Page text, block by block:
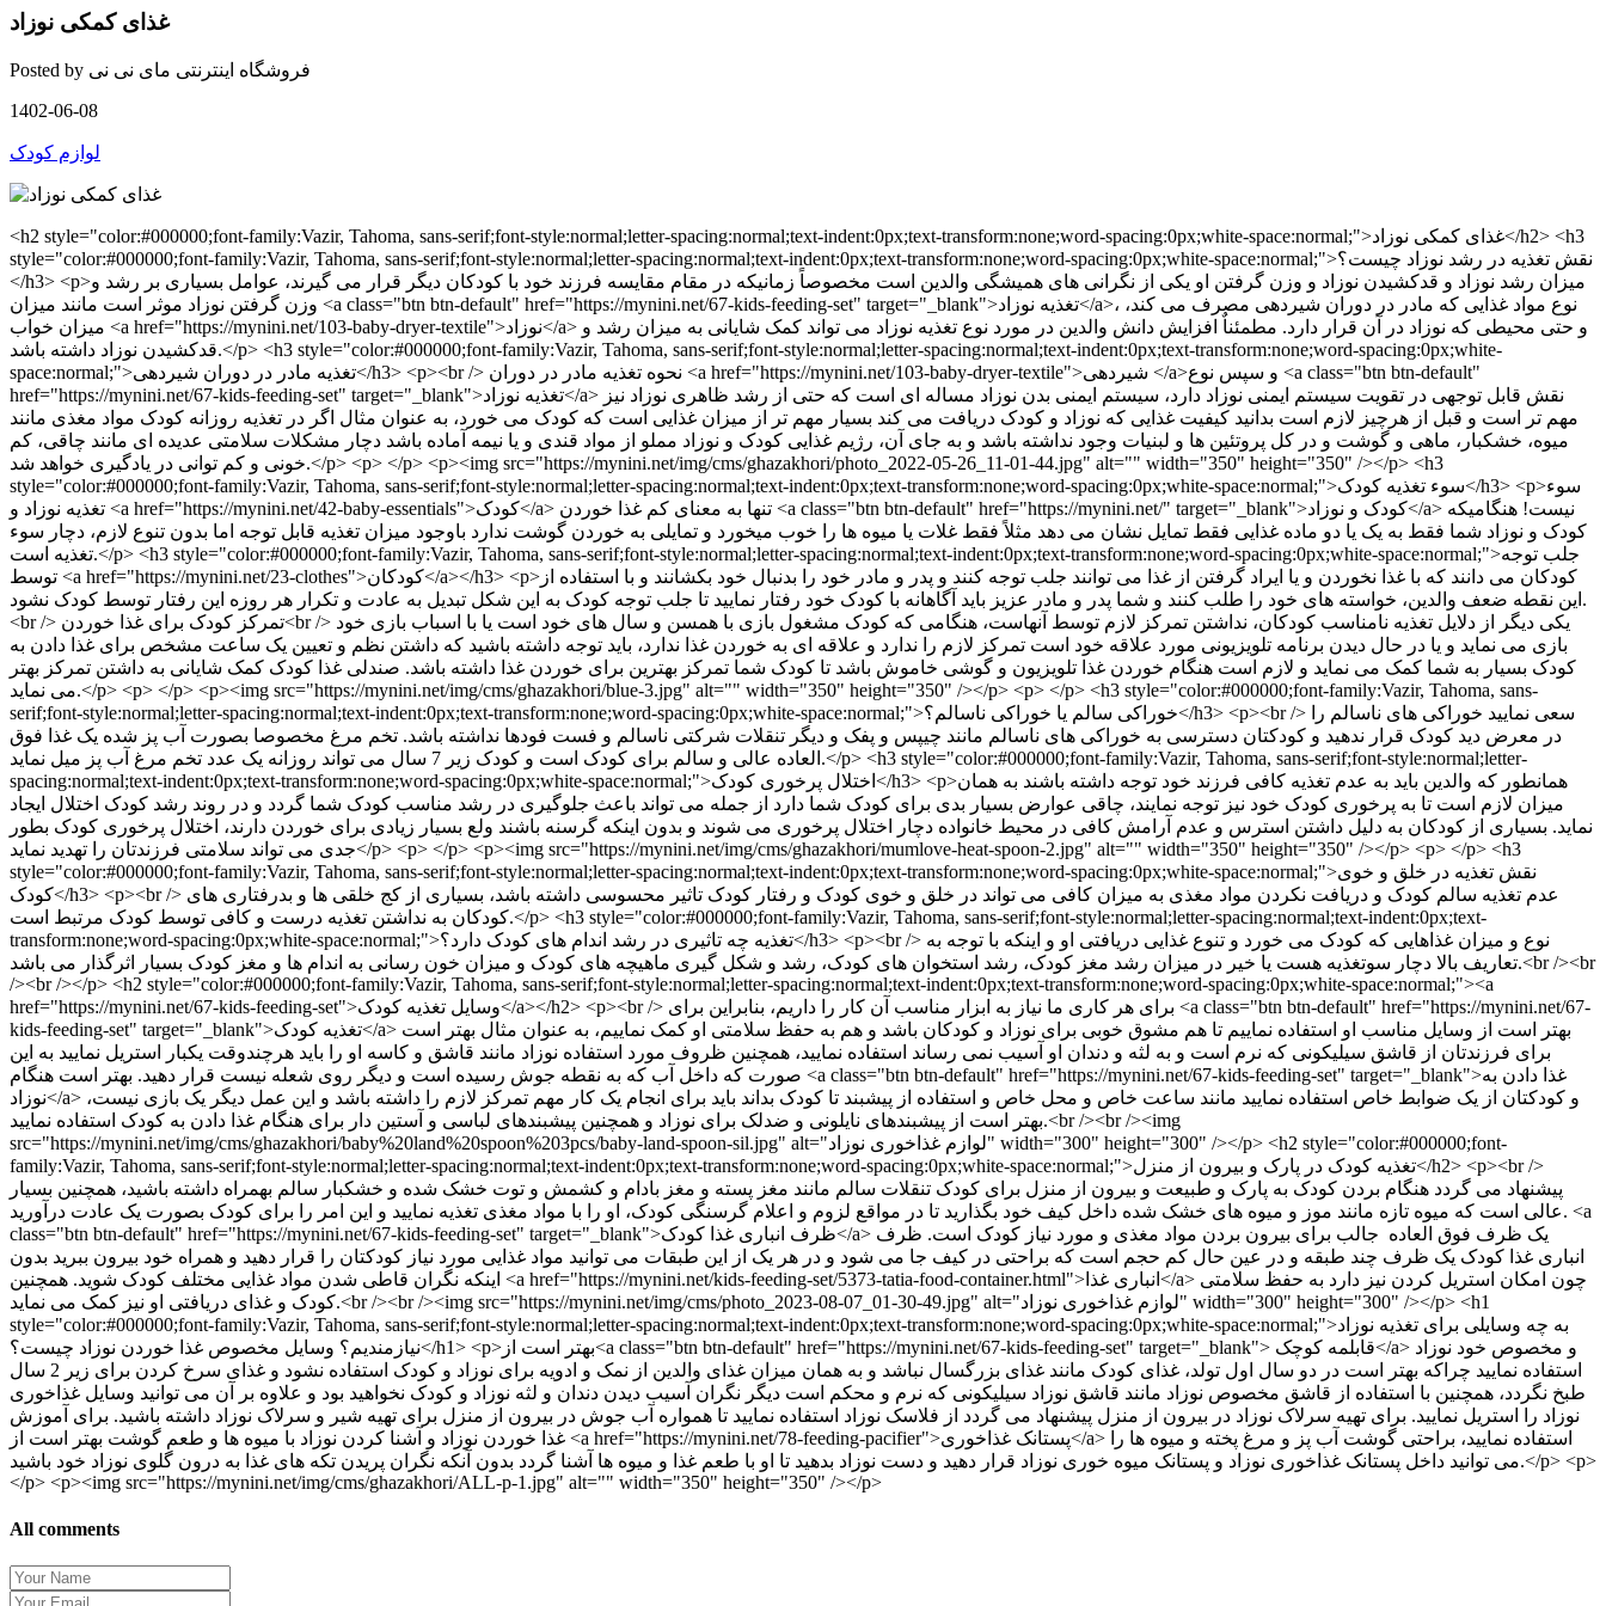
غذای کمکی نوزاد
Posted by فروشگاه اینترنتی مای نی نی
1402-06-08
لوازم کودک
<h2 style="color:#000000;font-family:Vazir, Tahoma, sans-serif;font-style:normal;letter-spacing:normal;text-indent:0px;text-transform:none;word-spacing:0px;white-space:normal;">غذای کمکی نوزاد</h2> <h3 style="color:#000000;font-family:Vazir, Tahoma, sans-serif;font-style:normal;letter-spacing:normal;text-indent:0px;text-transform:none;word-spacing:0px;white-space:normal;">نقش تغذیه در رشد نوزاد چیست؟</h3> <p>میزان رشد نوزاد و قدکشیدن نوزاد و وزن گرفتن او یکی از نگرانی های همیشگی والدین است مخصوصاً زمانیکه در مقام مقایسه فرزند خود با کودکان دیگر قرار می گیرند، عوامل بسیاری بر رشد و وزن گرفتن نوزاد موثر است مانند میزان <a class="btn btn-default" href="https://mynini.net/67-kids-feeding-set" target="_blank">تغذیه نوزاد</a>، نوع مواد غذایی که مادر در دوران شیردهی مصرف می کند، میزان خواب <a href="https://mynini.net/103-baby-dryer-textile">نوزاد</a> و حتی محیطی که نوزاد در آن قرار دارد. مطمئناٌ افزایش دانش والدین در مورد نوع تغذیه نوزاد می تواند کمک شایانی به میزان رشد و قدکشیدن نوزاد داشته باشد.</p> <h3 style="color:#000000;font-family:Vazir, Tahoma, sans-serif;font-style:normal;letter-spacing:normal;text-indent:0px;text-transform:none;word-spacing:0px;white-space:normal;">تغذیه مادر در دوران شیردهی</h3> <p><br /> نحوه تغذیه مادر در دوران <a href="https://mynini.net/103-baby-dryer-textile">شیردهی </a>و سپس نوع <a class="btn btn-default" href="https://mynini.net/67-kids-feeding-set" target="_blank">تغذیه نوزاد</a> نقش قابل توجهی در تقویت سیستم ایمنی نوزاد دارد، سیستم ایمنی بدن نوزاد مساله ای است که حتی از رشد ظاهری نوزاد نیز مهم تر است و قبل از هرچیز لازم است بدانید کیفیت غذایی که نوزاد و کودک دریافت می کند بسیار مهم تر از میزان غذایی است که کودک می خورد، به عنوان مثال اگر در تغذیه روزانه کودک مواد مغذی مانند میوه، خشکبار، ماهی و گوشت و در کل پروتئین ها و لبنیات وجود نداشته باشد و به جای آن، رژیم غذایی کودک و نوزاد مملو از مواد قندی و یا نیمه آماده باشد دچار مشکلات سلامتی عدیده ای مانند چاقی، کم خونی و کم توانی در یادگیری خواهد شد.</p> <p> </p> <p><img src="https://mynini.net/img/cms/ghazakhori/photo_2022-05-26_11-01-44.jpg" alt="" width="350" height="350" /></p> <h3 style="color:#000000;font-family:Vazir, Tahoma, sans-serif;font-style:normal;letter-spacing:normal;text-indent:0px;text-transform:none;word-spacing:0px;white-space:normal;">سوء تغذیه کودک</h3> <p>سوء تغذیه نوزاد و <a href="https://mynini.net/42-baby-essentials">کودک</a> تنها به معنای کم غذا خوردن <a class="btn btn-default" href="https://mynini.net/" target="_blank">کودک و نوزاد</a> نیست! هنگامیکه کودک و نوزاد شما فقط به یک یا دو ماده غذایی فقط تمایل نشان می دهد مثلاً فقط غلات یا میوه ها را خوب میخورد و تمایلی به خوردن گوشت ندارد باوجود میزان تغذیه قابل توجه اما بدون تنوع لازم، دچار سوء تغذیه است.</p> <h3 style="color:#000000;font-family:Vazir, Tahoma, sans-serif;font-style:normal;letter-spacing:normal;text-indent:0px;text-transform:none;word-spacing:0px;white-space:normal;">جلب توجه توسط <a href="https://mynini.net/23-clothes">کودکان</a></h3> <p>کودکان می دانند که با غذا نخوردن و یا ایراد گرفتن از غذا می توانند جلب توجه کنند و پدر و مادر خود را بدنبال خود بکشانند و با استفاده از این نقطه ضعف والدین، خواسته های خود را طلب کنند و شما پدر و مادر عزیز باید آگاهانه با کودک خود رفتار نمایید تا جلب توجه کودک به این شکل تبدیل به عادت و تکرار هر روزه این رفتار توسط کودک نشود.<br /> تمرکز کودک برای غذا خوردن<br /> یکی دیگر از دلایل تغذیه نامناسب کودکان، نداشتن تمرکز لازم توسط آنهاست، هنگامی که کودک مشغول بازی با همسن و سال های خود است یا با اسباب بازی خود بازی می نماید و یا در حال دیدن برنامه تلویزیونی مورد علاقه خود است تمرکز لازم را ندارد و علاقه ای به خوردن غذا ندارد، باید توجه داشته باشید که داشتن نظم و تعیین یک ساعت مشخص برای غذا دادن به کودک بسیار به شما کمک می نماید و لازم است هنگام خوردن غذا تلویزیون و گوشی خاموش باشد تا کودک شما تمرکز بهترین برای خوردن غذا داشته باشد. صندلی غذا کودک کمک شایانی به داشتن تمرکز بهتر می نماید.</p> <p> </p> <p><img src="https://mynini.net/img/cms/ghazakhori/blue-3.jpg" alt="" width="350" height="350" /></p> <p> </p> <h3 style="color:#000000;font-family:Vazir, Tahoma, sans-serif;font-style:normal;letter-spacing:normal;text-indent:0px;text-transform:none;word-spacing:0px;white-space:normal;">خوراکی سالم یا خوراکی ناسالم؟</h3> <p><br /> سعی نمایید خوراکی های ناسالم را در معرض دید کودک قرار ندهید و کودکتان دسترسی به خوراکی های ناسالم مانند چیپس و پفک و دیگر تنقلات شرکتی ناسالم و فست فودها نداشته باشد. تخم مرغ مخصوصا بصورت آب پز شده یک غذا فوق العاده عالی و سالم برای کودک است و کودک زیر 7 سال می تواند روزانه یک عدد تخم مرغ آب پز میل نماید.</p> <h3 style="color:#000000;font-family:Vazir, Tahoma, sans-serif;font-style:normal;letter-spacing:normal;text-indent:0px;text-transform:none;word-spacing:0px;white-space:normal;">اختلال پرخوری کودک</h3> <p>همانطور که والدین باید به عدم تغذیه کافی فرزند خود توجه داشته باشند به همان میزان لازم است تا به پرخوری کودک خود نیز توجه نمایند، چاقی عوارض بسیار بدی برای کودک شما دارد از جمله می تواند باعث جلوگیری در رشد مناسب کودک شما گردد و در روند رشد کودک اختلال ایجاد نماید. بسیاری از کودکان به دلیل داشتن استرس و عدم آرامش کافی در محیط خانواده دچار اختلال پرخوری می شوند و بدون اینکه گرسنه باشند ولع بسیار زیادی برای خوردن دارند، اختلال پرخوری کودک بطور جدی می تواند سلامتی فرزندتان را تهدید نماید</p> <p> </p> <p><img src="https://mynini.net/img/cms/ghazakhori/mumlove-heat-spoon-2.jpg" alt="" width="350" height="350" /></p> <p> </p> <h3 style="color:#000000;font-family:Vazir, Tahoma, sans-serif;font-style:normal;letter-spacing:normal;text-indent:0px;text-transform:none;word-spacing:0px;white-space:normal;">نقش تغذیه در خلق و خوی کودک</h3> <p><br /> عدم تغذیه سالم کودک و دریافت نکردن مواد مغذی به میزان کافی می تواند در خلق و خوی کودک و رفتار کودک تاثیر محسوسی داشته باشد، بسیاری از کج خلقی ها و بدرفتاری های کودکان به نداشتن تغذیه درست و کافی توسط کودک مرتبط است.</p> <h3 style="color:#000000;font-family:Vazir, Tahoma, sans-serif;font-style:normal;letter-spacing:normal;text-indent:0px;text-transform:none;word-spacing:0px;white-space:normal;">تغذیه چه تاثیری در رشد اندام های کودک دارد؟</h3> <p><br /> نوع و میزان غذاهایی که کودک می خورد و تنوع غذایی دریافتی او و اینکه با توجه به تعاریف بالا دچار سوتغذیه هست یا خیر در میزان رشد مغز کودک، رشد استخوان های کودک، رشد و شکل گیری ماهیچه های کودک و میزان خون رسانی به اندام ها و مغز کودک بسیار اثرگذار می باشد.<br /><br /><br /></p> <h2 style="color:#000000;font-family:Vazir, Tahoma, sans-serif;font-style:normal;letter-spacing:normal;text-indent:0px;text-transform:none;word-spacing:0px;white-space:normal;"><a href="https://mynini.net/67-kids-feeding-set">وسایل تغذیه کودک</a></h2> <p><br /> برای هر کاری ما نیاز به ابزار مناسب آن کار را داریم، بنابراین برای <a class="btn btn-default" href="https://mynini.net/67-kids-feeding-set" target="_blank">تغذیه کودک</a> بهتر است از وسایل مناسب او استفاده نماییم تا هم مشوق خوبی برای نوزاد و کودکان باشد و هم به حفظ سلامتی او کمک نماییم، به عنوان مثال بهتر است برای فرزندتان از قاشق سیلیکونی که نرم است و به لثه و دندان او آسیب نمی رساند استفاده نمایید، همچنین ظروف مورد استفاده نوزاد مانند قاشق و کاسه او را باید هرچندوقت یکبار استریل نمایید به این صورت که داخل آب که به نقطه جوش رسیده است و دیگر روی شعله نیست قرار دهید. بهتر است هنگام <a class="btn btn-default" href="https://mynini.net/67-kids-feeding-set" target="_blank">غذا دادن به نوزاد</a> و کودکتان از یک ضوابط خاص استفاده نمایید مانند ساعت خاص و محل خاص و استفاده از پیشبند تا کودک بداند باید برای انجام یک کار مهم تمرکز لازم را داشته باشد و این عمل دیگر یک بازی نیست، بهتر است از پیشبندهای نایلونی و ضدلک برای نوزاد و همچنین پیشبندهای لباسی و آستین دار برای هنگام غذا دادن به کودک استفاده نمایید.<br /><br /><img src="https://mynini.net/img/cms/ghazakhori/baby%20land%20spoon%203pcs/baby-land-spoon-sil.jpg" alt="لوازم غذاخوری نوزاد" width="300" height="300" /></p> <h2 style="color:#000000;font-family:Vazir, Tahoma, sans-serif;font-style:normal;letter-spacing:normal;text-indent:0px;text-transform:none;word-spacing:0px;white-space:normal;">تغذیه کودک در پارک و بیرون از منزل</h2> <p><br /> پیشنهاد می گردد هنگام بردن کودک به پارک و طبیعت و بیرون از منزل برای کودک تنقلات سالم مانند مغز پسته و مغز بادام و کشمش و توت خشک شده و خشکبار سالم بهمراه داشته باشید، همچنین بسیار عالی است که میوه تازه مانند موز و میوه های خشک شده داخل کیف خود بگذارید تا در مواقع لزوم و اعلام گرسنگی کودک، او را با مواد مغذی تغذیه نمایید و این امر را برای کودک بصورت یک عادت درآورید. <a class="btn btn-default" href="https://mynini.net/67-kids-feeding-set" target="_blank">ظرف انباری غذا کودک</a> یک ظرف فوق العاده جالب برای بیرون بردن مواد مغذی و مورد نیاز کودک است. ظرف انباری غذا کودک یک ظرف چند طبقه و در عین حال کم حجم است که براحتی در کیف جا می شود و در هر یک از این طبقات می توانید مواد غذایی مورد نیاز کودکتان را قرار دهید و همراه خود بیرون ببرید بدون اینکه نگران قاطی شدن مواد غذایی مختلف کودک شوید. همچنین <a href="https://mynini.net/kids-feeding-set/5373-tatia-food-container.html">انباری غذا</a> چون امکان استریل کردن نیز دارد به حفظ سلامتی کودک و غذای دریافتی او نیز کمک می نماید.<br /><br /><img src="https://mynini.net/img/cms/photo_2023-08-07_01-30-49.jpg" alt="لوازم غذاخوری نوزاد" width="300" height="300" /></p> <h1 style="color:#000000;font-family:Vazir, Tahoma, sans-serif;font-style:normal;letter-spacing:normal;text-indent:0px;text-transform:none;word-spacing:0px;white-space:normal;">به چه وسایلی برای تغذیه نوزاد نیازمندیم؟ وسایل مخصوص غذا خوردن نوزاد چیست؟</h1> <p>بهتر است از<a class="btn btn-default" href="https://mynini.net/67-kids-feeding-set" target="_blank"> قابلمه کوچک</a> و مخصوص خود نوزاد استفاده نمایید چراکه بهتر است در دو سال اول تولد، غذای کودک مانند غذای بزرگسال نباشد و به همان میزان غذای والدین از نمک و ادویه برای نوزاد و کودک استفاده نشود و غذای سرخ کردن برای زیر 2 سال طبخ نگردد، همچنین با استفاده از قاشق مخصوص نوزاد مانند قاشق نوزاد سیلیکونی که نرم و محکم است دیگر نگران آسیب دیدن دندان و لثه نوزاد و کودک نخواهید بود و علاوه بر آن می توانید وسایل غذاخوری نوزاد را استریل نمایید. برای تهیه سرلاک نوزاد در بیرون از منزل پیشنهاد می گردد از فلاسک نوزاد استفاده نمایید تا همواره آب جوش در بیرون از منزل برای ته
All comments